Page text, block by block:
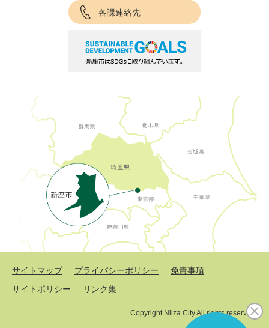
各課連絡先
サイトマップ プライバシーポリシー
免責事項
サイトポリシー
リンク集
Copyright Niiza City All rights reserved.